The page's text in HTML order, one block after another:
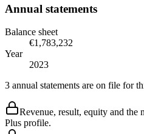
Annual statements
Balance sheet
€1,783,232
Year
2023
3 annual statements are on file for
Revenue, result, equity and the
Plus profile.